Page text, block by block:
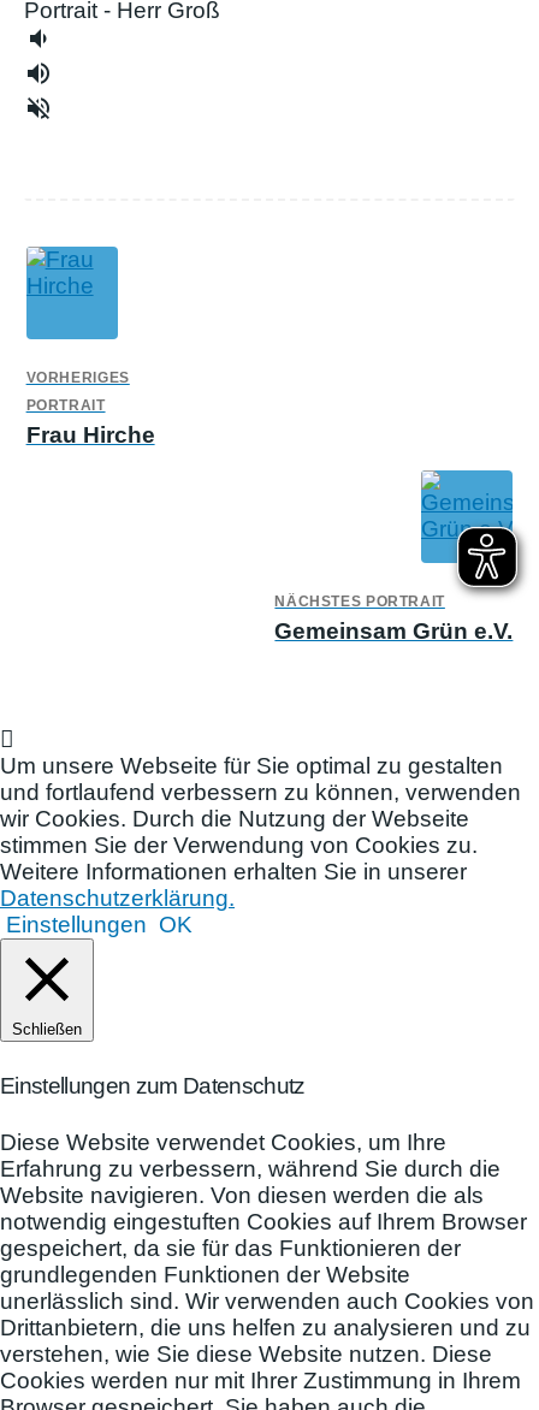
Portrait - Herr Groß
volume_down
volume_up
volume_off
VORHERIGES
PORTRAIT
Frau Hirche
NÄCHSTES PORTRAIT
Gemeinsam Grün e.V.
Um unsere Webseite für Sie optimal zu gestalten
und fortlaufend verbessern zu können, verwenden
wir Cookies. Durch die Nutzung der Webseite
stimmen Sie der Verwendung von Cookies zu.
Weitere Informationen erhalten Sie in unserer
Datenschutzerklärung.
Einstellungen OK
Schließen
Einstellungen zum Datenschutz
Diese Website verwendet Cookies, um Ihre
Erfahrung zu verbessern, während Sie durch die
Website navigieren. Von diesen werden die als
notwendig eingestuften Cookies auf Ihrem Browser
gespeichert, da sie für das Funktionieren der
grundlegenden Funktionen der Website
unerlässlich sind. Wir verwenden auch Cookies von
Drittanbietern, die uns helfen zu analysieren und zu
verstehen, wie Sie diese Website nutzen. Diese
Cookies werden nur mit Ihrer Zustimmung in Ihrem